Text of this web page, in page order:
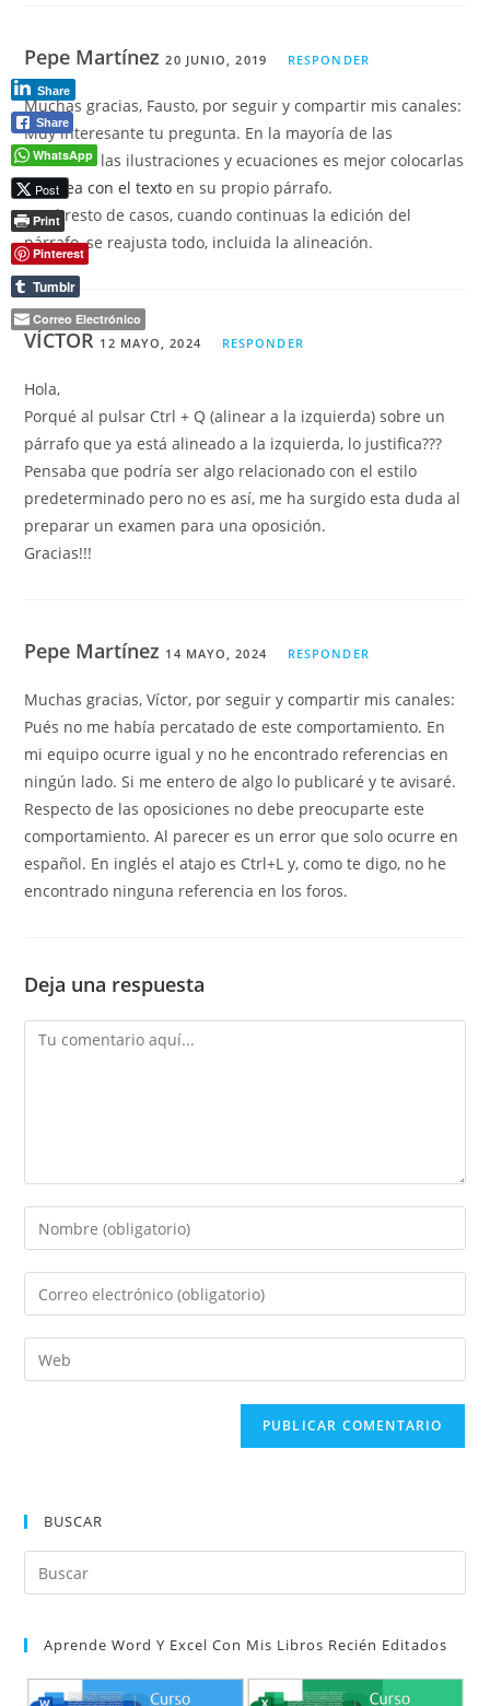
Pepe Martínez20 JUNIO, 2019 RESPONDER
Muchas gracias, Fausto, por seguir y compartir mis canales:
Muy interesante tu pregunta. En la mayoría de las
ocasiones las ilustraciones y ecuaciones es mejor colocarlas
En línea con el texto en su propio párrafo.
En el resto de casos, cuando continuas la edición del
párrafo, se reajusta todo, incluida la alineación.
VÍCTOR 12 MAYO, 2024 RESPONDER
Hola,
Porqué al pulsar Ctrl + Q (alinear a la izquierda) sobre un
párrafo que ya está alineado a la izquierda, lo justifica???
Pensaba que podría ser algo relacionado con el estilo
predeterminado pero no es así, me ha surgido esta duda al
preparar un examen para una oposición.
Gracias!!!
Pepe Martínez 14 MAYO, 2024 RESPONDER
Muchas gracias, Víctor, por seguir y compartir mis canales:
Pués no me había percatado de este comportamiento. En
mi equipo ocurre igual y no he encontrado referencias en
ningún lado. Si me entero de algo lo publicaré y te avisaré.
Respecto de las oposiciones no debe preocuparte este
comportamiento. Al parecer es un error que solo ocurre en
español. En inglés el atajo es Ctrl+L y, como te digo, no he
encontrado ninguna referencia en los foros.
Deja una respuesta
Comentario
Introduce
tu
nombre
de
usuario
Introduce
tu
dirección
de
Introduce
la
(opcional)
BUSCAR
Aprende Word Y Excel Con Mis Libros Recién Editados
Share
Share
WhatsApp
Post
Print
Pinterest
Tumblr
Correo Electrónico